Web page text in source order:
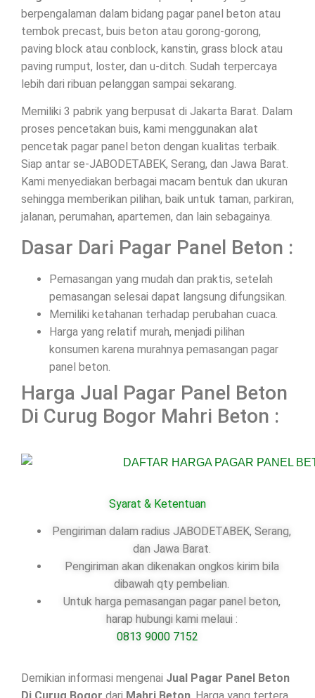
berpengalaman dalam bidang pagar panel beton atau
tembok precast, buis beton atau gorong-gorong,
paving block atau conblock, kanstin, grass block atau
paving rumput, loster, dan u-ditch. Sudah terpercaya
lebih dari ribuan pelanggan sampai sekarang.
Memiliki 3 pabrik yang berpusat di Jakarta Barat. Dalam
proses pencetakan buis, kami menggunakan alat
pencetak pagar panel beton dengan kualitas terbaik.
Siap antar se-JABODETABEK, Serang, dan Jawa Barat.
Kami menyediakan berbagai macam bentuk dan ukuran
sehingga memberikan pilihan, baik untuk taman, parkiran,
jalanan, perumahan, apartemen, dan lain sebagainya.
Dasar Dari Pagar Panel Beton :
Pemasangan yang mudah dan praktis, setelah
pemasangan selesai dapat langsung difungsikan.
Memiliki ketahanan terhadap perubahan cuaca.
Harga yang relatif murah, menjadi pilihan
konsumen karena murahnya pemasangan pagar
panel beton.
Harga Jual Pagar Panel Beton
Di Curug Bogor Mahri Beton :
Syarat & Ketentuan
Pengiriman dalam radius JABODETABEK, Serang,
dan Jawa Barat.
Pengiriman akan dikenakan ongkos kirim bila
dibawah qty pembelian.
Untuk harga pemasangan pagar panel beton,
harap hubungi kami melaui :
0813 9000 7152
Demikian informasi mengenai Jual Pagar Panel Beton